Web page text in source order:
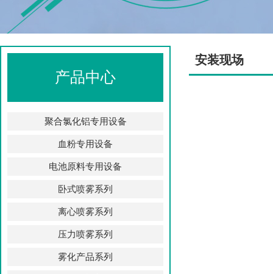
产品中心
聚合氯化铝专用设备
血粉专用设备
电池原料专用设备
卧式喷雾系列
离心喷雾系列
压力喷雾系列
雾化产品系列
安装现场